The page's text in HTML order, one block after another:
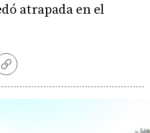
atrapada en el
Copiar